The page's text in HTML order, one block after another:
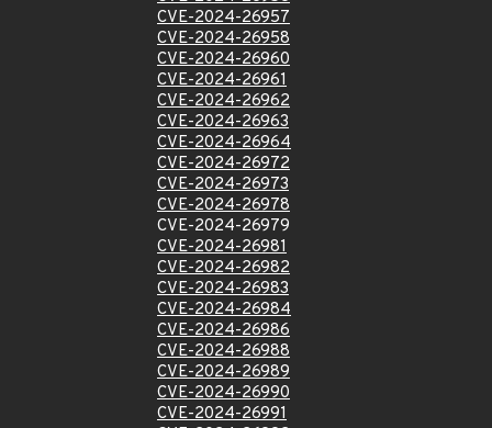
CVE-2024-26957
CVE-2024-26958
CVE-2024-26960
CVE-2024-26961
CVE-2024-26962
CVE-2024-26963
CVE-2024-26964
CVE-2024-26972
CVE-2024-26973
CVE-2024-26978
CVE-2024-26979
CVE-2024-26981
CVE-2024-26982
CVE-2024-26983
CVE-2024-26984
CVE-2024-26986
CVE-2024-26988
CVE-2024-26989
CVE-2024-26990
CVE-2024-26991